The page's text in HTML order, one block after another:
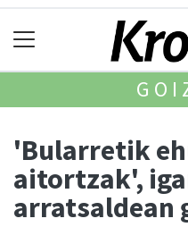
'Bularretik
aitortzak',
arratsaldean